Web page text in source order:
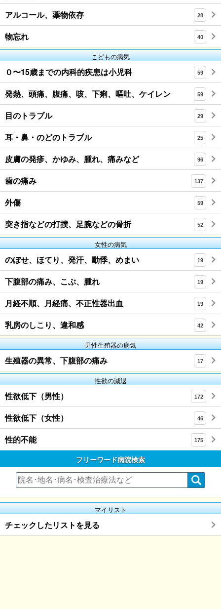
アルコール、薬物依存 28
物忘れ 40
こどもの病気
０〜15歳までの内科的疾患は小児科 59
発熱、頭痛、腹痛、咳、下痢、嘔吐、ケイレン 59
目のトラブル 29
耳・鼻・のどのトラブル 25
皮膚の発疹、かゆみ、腫れ、痛みなど 96
歯の痛み 137
外傷 59
突き指などの打撲、足腕などの骨折 52
女性の病気
のぼせ、ほてり、発汗、動悸、めまい 19
下腹部の痛み、こぶ、腫れ 19
月経不順、月経痛、不正性器出血 19
乳房のしこり、違和感 42
男性生殖器の病気
生殖器の異常、下腹部の痛み 17
性欲の減退
性欲低下（男性） 172
性欲低下（女性） 46
性的不能 175
フリーワード病院検索
マイリスト
チェックしたリストを見る